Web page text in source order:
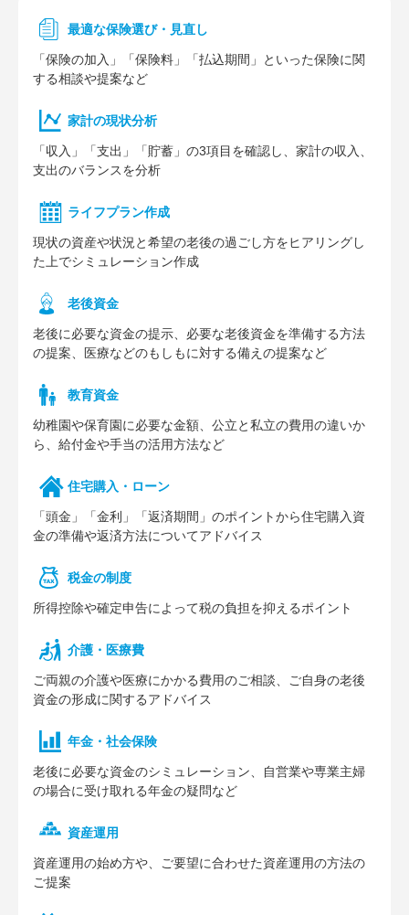
最適な保険選び・見直し
「保険の加入」「保険料」「払込期間」といった保険に関
する相談や提案など
家計の現状分析
「収入」「支出」「貯蓄」の3項目を確認し、家計の収入、
支出のバランスを分析
ライフプラン作成
現状の資産や状況と希望の老後の過ごし方をヒアリングし
た上でシミュレーション作成
⽼後資⾦
老後に必要な資金の提示、必要な老後資金を準備する方法
の提案、医療などのもしもに対する備えの提案など
教育資金
幼稚園や保育園に必要な⾦額、公⽴と私⽴の費⽤の違いか
ら、給付⾦や⼿当の活⽤⽅法など
住宅購⼊・ローン
「頭⾦」「⾦利」「返済期間」のポイントから住宅購⼊資
⾦の準備や返済⽅法についてアドバイス
税⾦の制度
所得控除や確定申告によって税の負担を抑えるポイント
介護・医療費
ご両親の介護や医療にかかる費⽤のご相談、ご⾃⾝の⽼後
資⾦の形成に関するアドバイス
年⾦・社会保険
⽼後に必要な資⾦のシミュレーション、⾃営業や専業主婦
の場合に受け取れる年⾦の疑問など
資産運用
資産運⽤の始め⽅や、ご要望に合わせた資産運⽤の⽅法の
ご提案